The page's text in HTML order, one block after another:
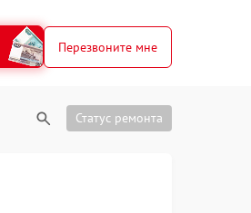
Перезвоните мне
Статус ремонта